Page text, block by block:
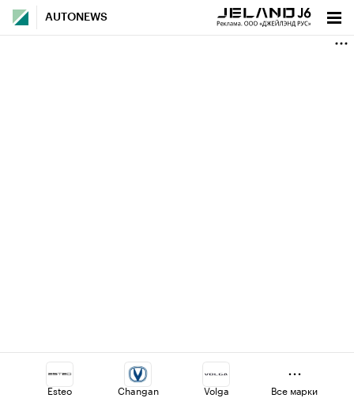
AUTONEWS
Esteo Changan Volga Все марки